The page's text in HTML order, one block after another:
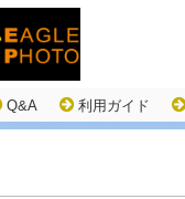
Q&A 利用ガイド